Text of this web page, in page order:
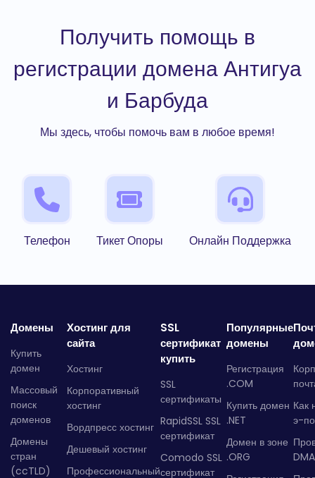
Получить помощь в
регистрации домена Антигуа
и Барбуда
Мы здесь, чтобы помочь вам в любое время!
Телефон Тикет Опоры Онлайн Поддержка
Домены
Купить
домен
Массовый
поиск
доменов
Домены
стран
(ccTLD)
Хостинг для
сайта
Хостинг
Корпоративный
хостинг
Вордпресс хостинг
Дешевый хостинг
Профессиональный
SSL
сертификат
купить
SSL
сертификаты
RapidSSL SSL
сертификат
Comodo SSL
сертификат
Популярные
домены
Регистрация
.COM
Купить домен
.NET
Домен в зоне
.ORG
Как
э-